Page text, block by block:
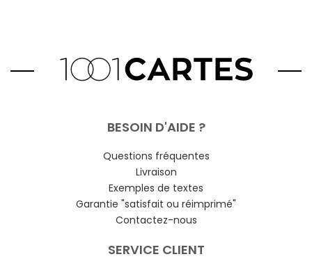
BESOIN D'AIDE ?
Questions fréquentes
Livraison
Exemples de textes
Garantie "satisfait ou réimprimé"
Contactez-nous
SERVICE CLIENT